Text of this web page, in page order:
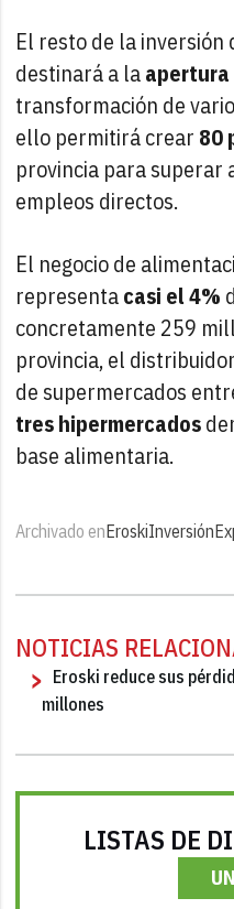
El resto de la inversión
destinará a la
transformación de
ello permitirá crear 80
provincia para superar
empleos directos.
El negocio de
representacasi el 4%
concretamente 259
provincia, el
de supermercados
tres hipermercados
base alimentaria.
Archivado enEroskiInversión
NOTICIAS
Eroski reduce sus
millones
LISTAS DE